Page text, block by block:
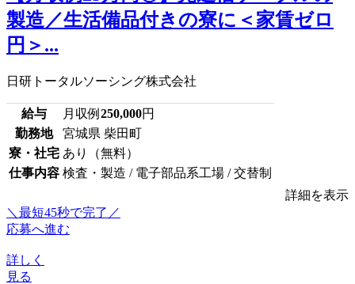
製造／生活備品付きの寮に＜家賃ゼロ
円＞...
日研トータルソーシング株式会社
給与 月収例 250,000円
勤務地
宮城県 柴田町
寮・社宅 あり（無料）
仕事内容 検査・製造 / 電子部品系工場 / 交替制
詳細を表示
＼最短45秒で完了／
応募へ進む
詳しく
見る